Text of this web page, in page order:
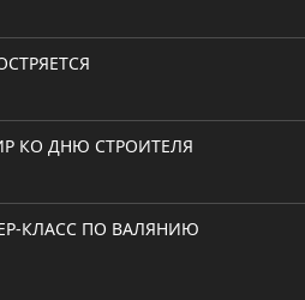
КО ДНЮ СТРОИТЕЛЯ
КЛАСС ПО ВАЛЯНИЮ